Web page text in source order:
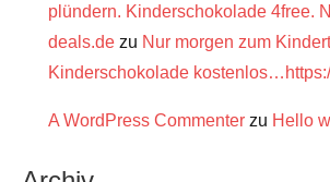
plündern. Kinderschokolade 4free.
deals.de zu Nur morgen zum
Kinderschokolade
A WordPress Commenter zu Hello